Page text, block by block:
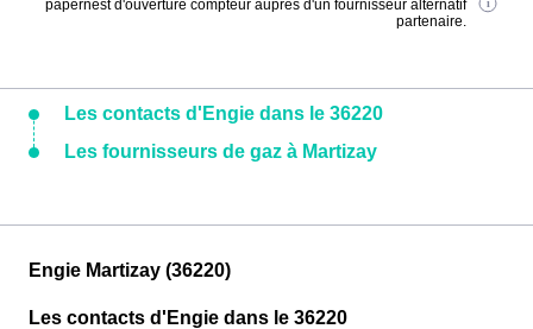
papernest d'ouverture compteur auprès d'un fournisseur alternatif
partenaire.
Les contacts d'Engie dans le 36220
Les fournisseurs de gaz à Martizay
Engie Martizay (36220)
Les contacts d'Engie dans le 36220